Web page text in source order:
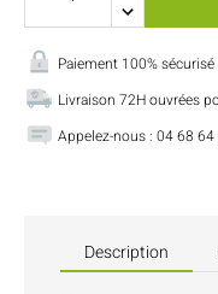
Paiement 100% sécurisé
Livraison 72H ouvrées
Appelez-nous : 04 68
Description